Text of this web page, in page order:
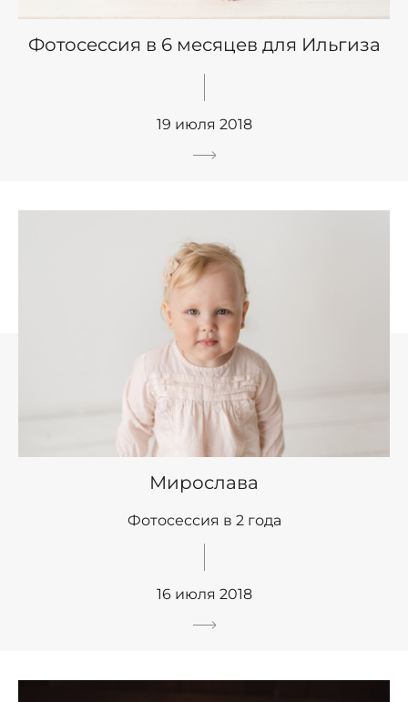
Фотосессия в 6 месяцев для Ильгиза
19 июля 2018
Мирослава
Фотосессия в 2 года
16 июля 2018